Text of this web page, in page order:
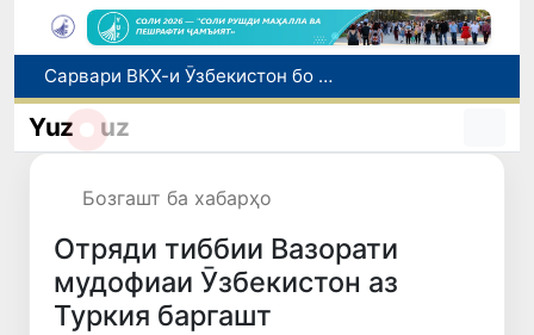
Сарвари ВКХ-и Ӯзбекистон бо роҳбарияти Ҳиндустон музокирот анҷом дода, дар Форуми соҳибкории Ӯзбекистону Ҳиндустон иштирок кард
Дар Агентии муҳоҷират дуздии беш аз 1 миллиард сӯм маблағҳои буҷетӣ ошкор гардид
Дар моҳи июл дар Ӯзбекистон нархи маҳсулоти озуқаворӣ коҳиш ёфт, аммо баъзе молу хидматрасониҳо гарон шуданд
Yuz uz
Бозгашт ба хабарҳо
Отряди тиббии Вазорати
мудофиаи Ӯзбекистон аз
Туркия баргашт